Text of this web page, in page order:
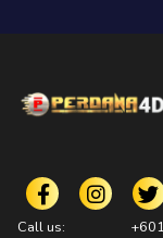
Call us: